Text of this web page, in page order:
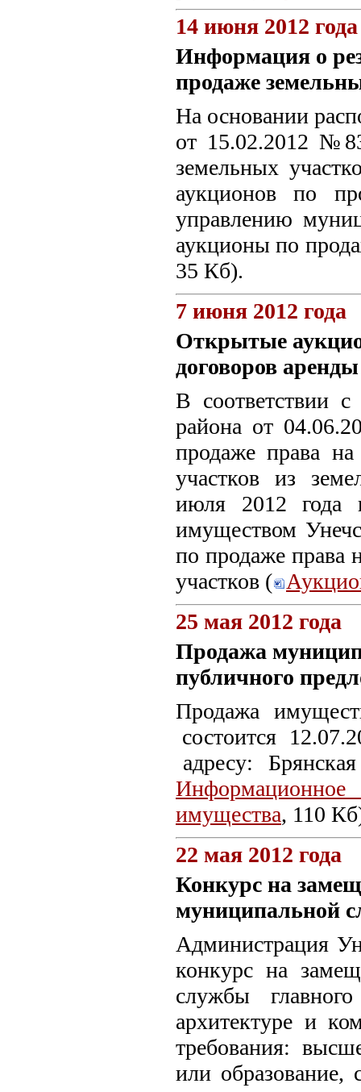
14 июня 2012 года
Информация о
продаже
На основании
от 15.02.2012
земельных
аукционов по
управлению
аукционы по
35 Кб).
7 июня 2012 года
Открытые
договоров
В соответствии с
района от
продаже права
участков из
июля 2012 года
имуществом
по продаже права
участков (
25 мая 2012 года
Продажа
публичного
Продажа
состоится
адресу:
имущества, 110
22 мая 2012 года
Конкурс на
муниципальной
Администрация
конкурс на
службы
архитектуре и
требования:
или